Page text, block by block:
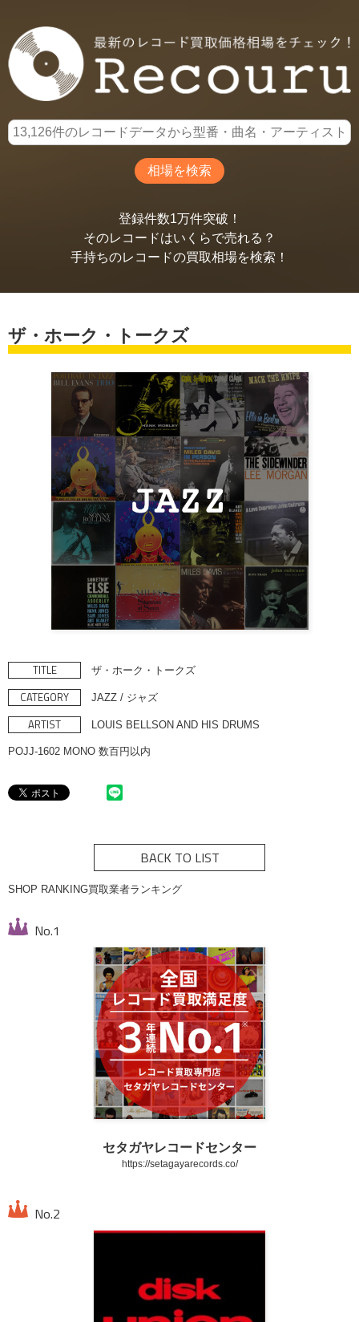
登録件数1万件突破！
そのレコードはいくらで売れる？
手持ちのレコードの買取相場を検索！
ザ・ホーク・トークズ
TITLE ザ・ホーク・トークズ
CATEGORY JAZZ / ジャズ
ARTIST LOUIS BELLSON AND HIS DRUMS
POJJ-1602 MONO 数百円以内
BACK TO LIST
SHOP RANKING買取業者ランキング
セタガヤレコードセンター
https://setagayarecords.co/